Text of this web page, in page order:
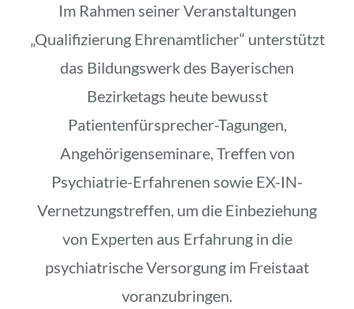
Im Rahmen seiner Veranstaltungen
„Qualifizierung Ehrenamtlicher“ unterstützt
das Bildungswerk des Bayerischen
Bezirketags heute bewusst
Patientenfürsprecher-Tagungen,
Angehörigenseminare, Treffen von
Psychiatrie-Erfahrenen sowie EX-IN-
Vernetzungstreffen, um die Einbeziehung
von Experten aus Erfahrung in die
psychiatrische Versorgung im Freistaat
voranzubringen.